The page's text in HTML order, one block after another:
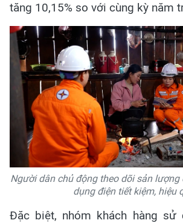
tăng 10,15% so với cùng kỳ năm
Người dân chủ động theo dõi sản lượng
dụng điện tiết kiệm, hiệu
Đặc biệt, nhóm khách hàng sử